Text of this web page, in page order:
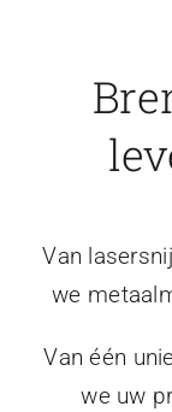
Van
we
Van één
we uw